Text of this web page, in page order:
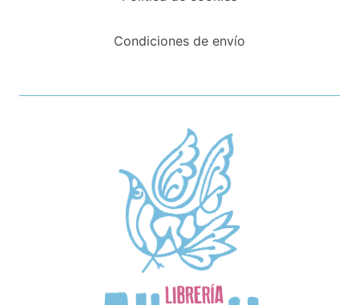
Condiciones de envío